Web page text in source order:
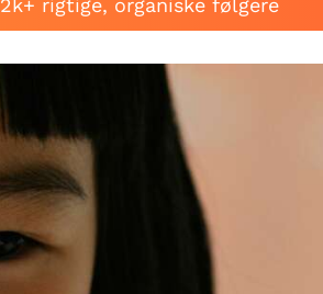
rigtige, organiske følgere